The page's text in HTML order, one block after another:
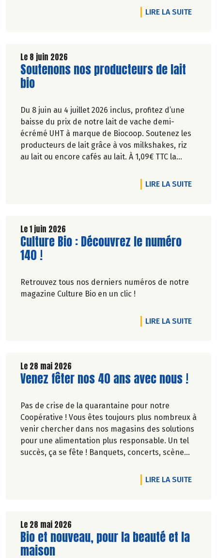
LIRE LA SUITEDE
Le 8 juin 2026
Lire la suite de l'article
Soutenons nos producteurs de lait
bio
Du 8 juin au 4 juillet 2026 inclus, profitez d’une
baisse du prix de notre lait de vache demi-
écrémé UHT à marque de Biocoop. Soutenez les
producteurs de lait grâce à vos milkshakes, riz
au lait ou encore cafés au lait. À 1,09€ TTC la
LIRE LA SUITEDE
Le 1 juin 2026
Lire la suite de l'article
Culture Bio : Découvrez le numéro
140 !
Retrouvez tous nos derniers numéros de notre
magazine Culture Bio en un clic !
LIRE LA SUITEDE
Le 28 mai 2026
Lire la suite de l'article
Venez fêter nos 40 ans avec nous !
Pas de crise de la quarantaine pour notre
Coopérative ! Vous êtes toujours plus nombreux à
venir chercher dans nos magasins des solutions
pour une alimentation plus responsable. Un tel
succès, ça se fête ! Banquets, concerts, scène
LIRE LA SUITEDE
Le 28 mai 2026
Lire la suite de l'article
Bio et nouveau, pour la beauté et la
maison